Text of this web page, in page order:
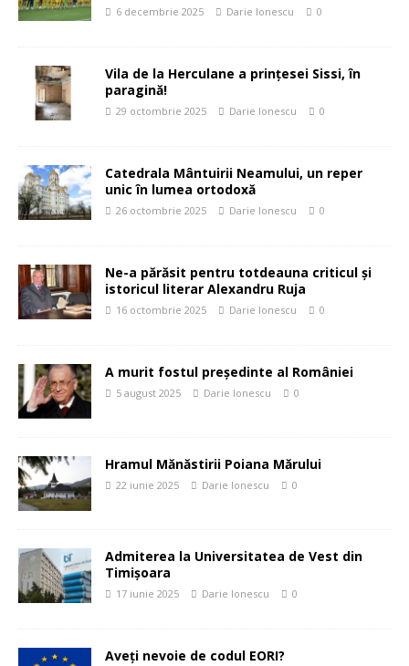
6 decembrie 2025 Darie Ionescu 0
Vila de la Herculane a prințesei Sissi, în
paragină!
29 octombrie 2025 Darie Ionescu 0
Catedrala Mântuirii Neamului, un reper
unic în lumea ortodoxă
26 octombrie 2025 Darie Ionescu 0
Ne-a părăsit pentru totdeauna criticul și
istoricul literar Alexandru Ruja
16 octombrie 2025 Darie Ionescu 0
A murit fostul președinte al României
5 august 2025 Darie Ionescu 0
Hramul Mănăstirii Poiana Mărului
22 iunie 2025 Darie Ionescu 0
Admiterea la Universitatea de Vest din
Timișoara
17 iunie 2025 Darie Ionescu 0
Aveți nevoie de codul EORI?